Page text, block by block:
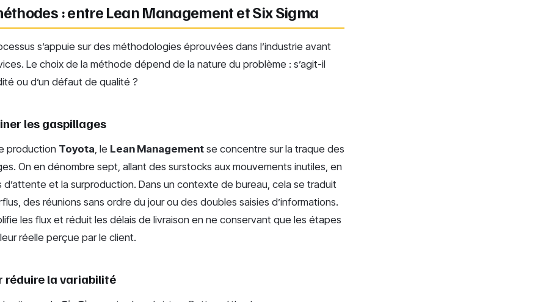
: entre Lean Management et Six Sigma
s’appuie sur des méthodologies éprouvées dans l’industrie avant
Le choix de la méthode dépend de la nature du problème : s’agit-il
ou d’un défaut de qualité ?
les gaspillages
production Toyota, le Lean Management se concentre sur la traque des
On en dénombre sept, allant des surstocks aux mouvements inutiles, en
d’attente et la surproduction. Dans un contexte de bureau, cela se traduit
des réunions sans ordre du jour ou des doubles saisies d’informations.
les flux et réduit les délais de livraison en ne conservant que les étapes
réelle perçue par le client.
réduire la variabilité